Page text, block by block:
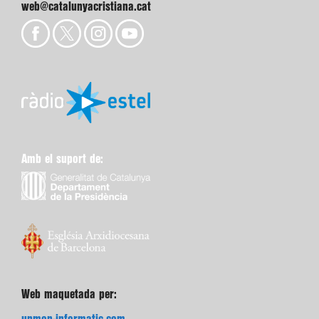
web@catalunyacristiana.cat
Amb el suport de:
Web maquetada per: